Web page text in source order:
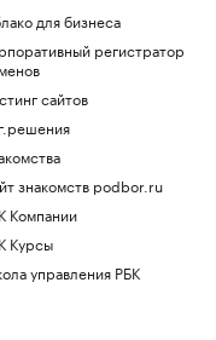
для бизнеса
регистратор
сайтов
знакомств podbor.ru
Компании
Курсы
управления РБК